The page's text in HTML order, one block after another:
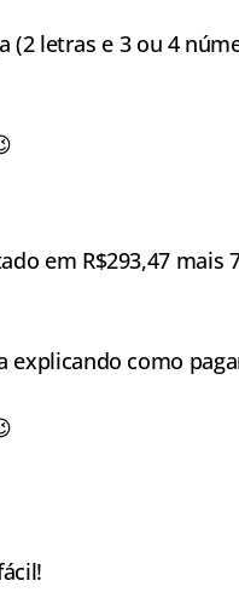
(2 letras e 3 ou 4
em R$293,47 mais
explicando como